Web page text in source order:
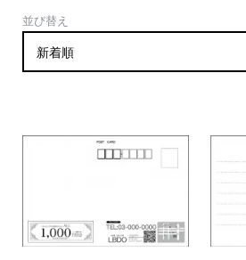
並び替え